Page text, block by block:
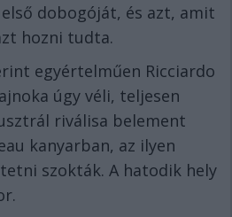
dobogóját, és azt, amit
hozni tudta.
egyértelműen Ricciardo
úgy véli, teljesen
riválisa belement
kanyarban, az ilyen
szokták. A hatodik hely